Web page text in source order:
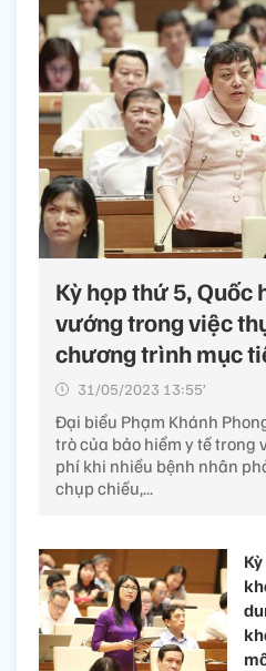
Kỳ họp thứ 5, Quốc
vướng trong việc
chương trình mục
31/05/2023 13:55’
Đại biểu Phạm Khánh
trò của bảo hiểm y tế trong
phí khi nhiều bệnh nhân
chụp chiếu,...